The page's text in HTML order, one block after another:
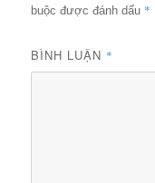
buộc được đánh dấu *
BÌNH LUẬN *